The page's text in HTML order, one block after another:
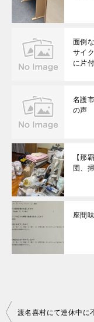
面倒
サイ
に片
名護
の声
【那
団、
座間
投